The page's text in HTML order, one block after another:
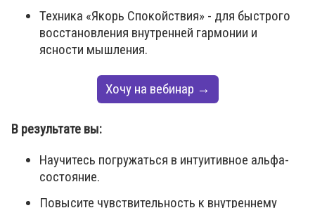
Техника «Якорь Спокойствия» - для быстрого
восстановления внутренней гармонии и
ясности мышления.
Хочу на вебинар →
В результате вы:
Научитесь погружаться в интуитивное альфа-
состояние.
Повысите чувствительность к внутреннему